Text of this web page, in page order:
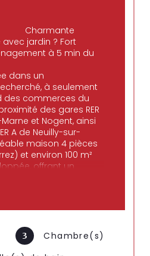
3 Chambre(s)
jardin ? Fort
à 5 min du
dans un
à seulement
des commerces du
des gares RER
et Nogent, ainsi
A de Neuilly-sur-
maison 4 pièces
et environ 100 m²
offrant un